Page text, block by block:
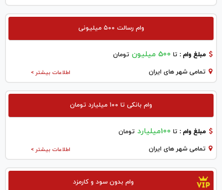
وام رسالت ۵۰۰ میلیونی
مبلغ وام : تا 500 میلیون تومان
اطلاعات بیشتر > تمامی شهر های ایران
وام بانکی تا ۱۰۰ میلیارد تومان
مبلغ وام : تا 100میلیارد تومان
اطلاعات بیشتر > تمامی شهر های ایران
وام بدون سود و کارمزد